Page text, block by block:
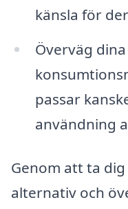
känsla för
Överväg
passar
användning
Genom att ta
alternativ och